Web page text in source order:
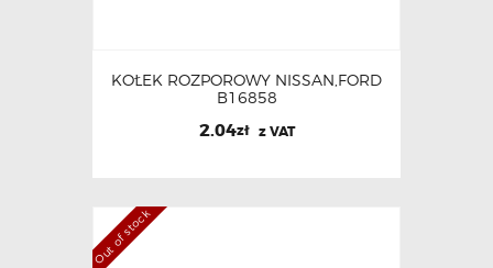
KOŁEK ROZPOROWY NISSAN,FORD
B16858
2.04zł z VAT
Out of stock